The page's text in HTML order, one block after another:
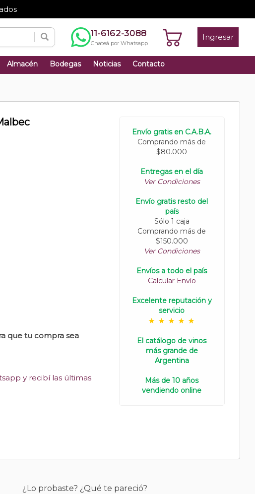
11-6162-3088
Chateá por Whatsapp
Ingresar
Almacén Bodegas Noticias Contacto
que tu compra sea
y recibí las últimas
Envío gratis en C.A.B.A.
Comprando más de
$80.000
Entregas en el día
Ver Condiciones
Envío gratis resto del
país
Sólo 1 caja
Comprando más de
$150.000
Ver Condiciones
Envíos a todo el país
Calcular Envío
Excelente reputación y
servicio
El catálogo de vinos
más grande de
Argentina
Más de 10 años
vendiendo online
¿Lo probaste? ¿Qué te pareció?